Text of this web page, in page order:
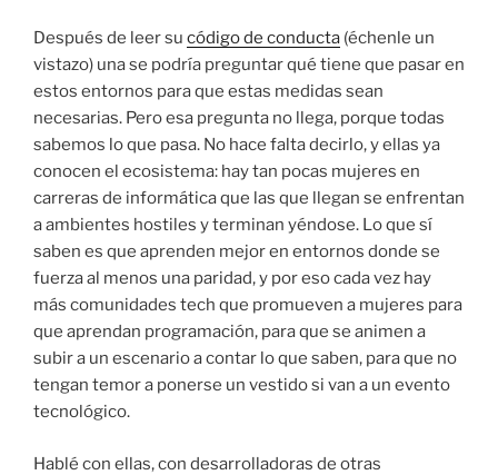
Después de leer su código de conducta (échenle un
vistazo) una se podría preguntar qué tiene que pasar en
estos entornos para que estas medidas sean
necesarias. Pero esa pregunta no llega, porque todas
sabemos lo que pasa. No hace falta decirlo, y ellas ya
conocen el ecosistema: hay tan pocas mujeres en
carreras de informática que las que llegan se enfrentan
a ambientes hostiles y terminan yéndose. Lo que sí
saben es que aprenden mejor en entornos donde se
fuerza al menos una paridad, y por eso cada vez hay
más comunidades tech que promueven a mujeres para
que aprendan programación, para que se animen a
subir a un escenario a contar lo que saben, para que no
tengan temor a ponerse un vestido si van a un evento
tecnológico.
Hablé con ellas, con desarrolladoras de otras